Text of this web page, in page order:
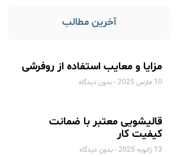
آخرین مطالب
مزایا و معایب استفاده از روفرشی
10 مارس 2025 بدون دیدگاه
قالیشویی معتبر با ضمانت
کیفیت کار
13 ژانویه 2025 بدون دیدگاه